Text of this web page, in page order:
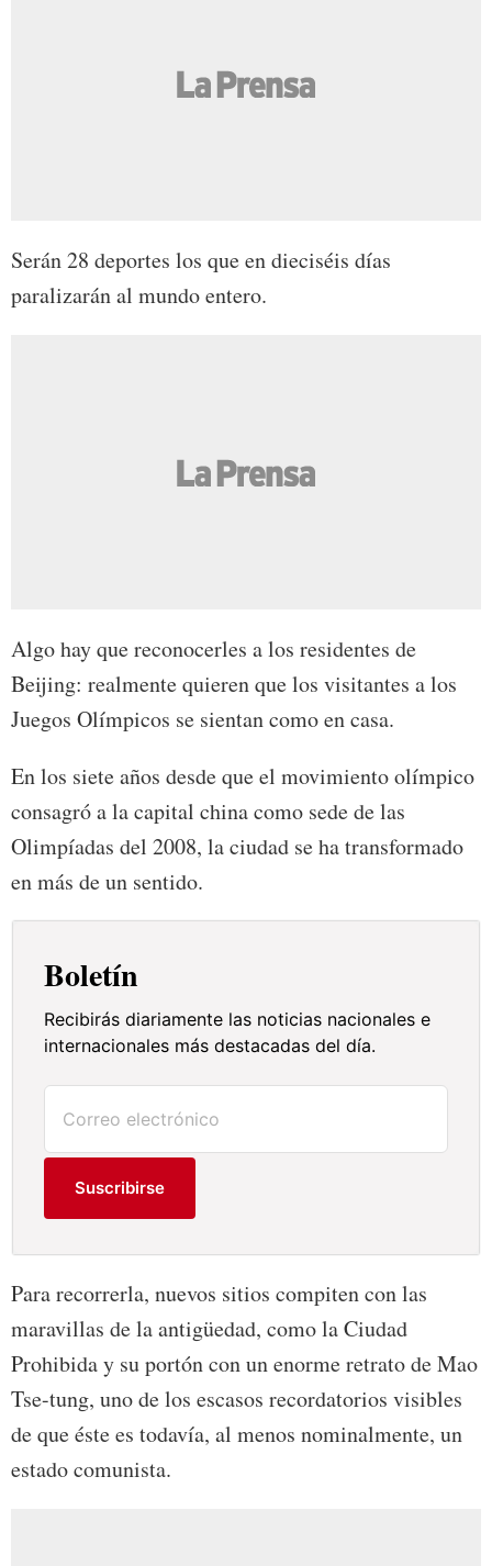
Serán 28 deportes los que en dieciséis días
paralizarán al mundo entero.
Algo hay que reconocerles a los residentes de
Beijing: realmente quieren que los visitantes a los
Juegos Olímpicos se sientan como en casa.
En los siete años desde que el movimiento olímpico
consagró a la capital china como sede de las
Olimpíadas del 2008, la ciudad se ha transformado
en más de un sentido.
Boletín
Recibirás diariamente las noticias nacionales e
internacionales más destacadas del día.
Suscribirse
Para recorrerla, nuevos sitios compiten con las
maravillas de la antigüedad, como la Ciudad
Prohibida y su portón con un enorme retrato de Mao
Tse-tung, uno de los escasos recordatorios visibles
de que éste es todavía, al menos nominalmente, un
estado comunista.